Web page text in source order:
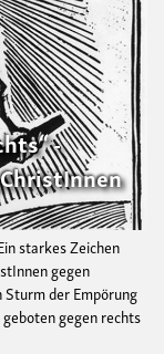
-
starkes Zeichen
gegen
der Empörung
gegen rechts